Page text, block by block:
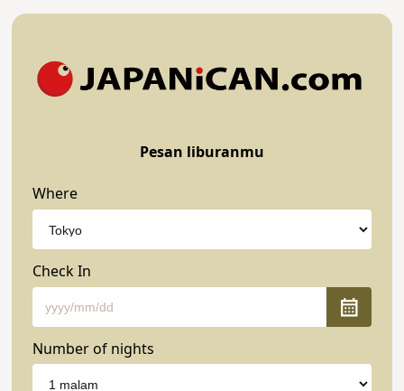
Pesan liburanmu
Where
Check In
Number of nights